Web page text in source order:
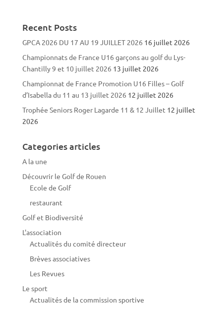
Recent Posts
GPCA 2026 DU 17 AU 19 JUILLET 2026 16 juillet 2026
Championnats de France U16 garçons au golf du Lys-
Chantilly 9 et 10 juillet 2026 13 juillet 2026
Championnat de France Promotion U16 Filles – Golf
d’Isabella du 11 au 13 juillet 2026 12 juillet 2026
Trophée Seniors Roger Lagarde 11 & 12 Juillet 12 juillet
2026
Categories articles
A la une
Découvrir le Golf de Rouen
Ecole de Golf
restaurant
Golf et Biodiversité
L'association
Actualités du comité directeur
Brèves associatives
Les Revues
Le sport
Actualités de la commission sportive